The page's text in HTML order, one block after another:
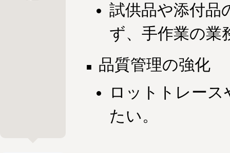
試供品や添付品
ず、手作業の業
品質管理の強化
ロットトレース
たい。